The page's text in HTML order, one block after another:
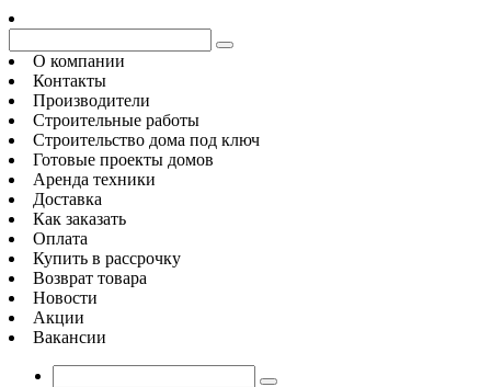
О компании
Контакты
Производители
Строительные работы
Строительство дома под ключ
Готовые проекты домов
Аренда техники
Доставка
Как заказать
Оплата
Купить в рассрочку
Возврат товара
Новости
Акции
Вакансии